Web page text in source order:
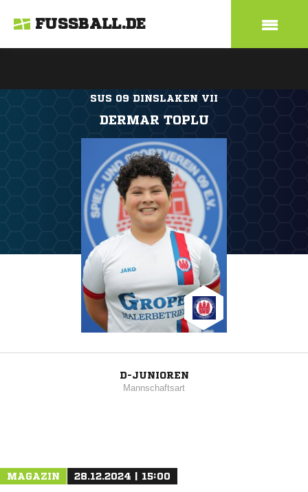
FUSSBALL.DE
SUS 09 DINSLAKEN VII
DERMAR TOPLU
D-JUNIOREN
Mannschaftsart
MAGAZIN 28.12.2024 | 15:00